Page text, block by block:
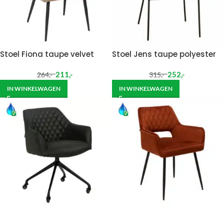
Stoel Fiona taupe velvet
264,- 211,-
IN WINKELWAGEN
Stoel Jens taupe polyester
315,- 252,-
IN WINKELWAGEN